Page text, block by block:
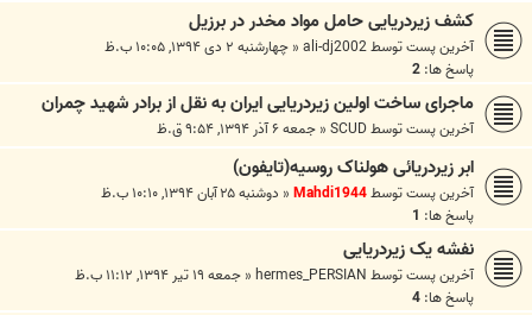
کشف زیردریایی حامل مواد مخدر در برزیل
آخرین پست توسطali-dj2002
« چهارشنبه ۲ دی ۱۳۹۴, ۱۰:۰۵ ب.ظ
پاسخ ها: 2
ماجرای ساخت اولین زیردریایی ایران به نقل از برادر شهید چمران
آخرین پست توسطSCUD
« جمعه ۶ آذر ۱۳۹۴, ۹:۵۴ ق.ظ
ابر زیردریائی هولناک روسیه(تایفون)
آخرین پست توسطMahdi1944
« دوشنبه ۲۵ آبان ۱۳۹۴, ۱۰:۱۰ ب.ظ
پاسخ ها: 1
نفشه یک زیردریایی
آخرین پست توسطhermes_PERSIAN
« جمعه ۱۹ تیر ۱۳۹۴, ۱۱:۱۲ ب.ظ
پاسخ ها: 4